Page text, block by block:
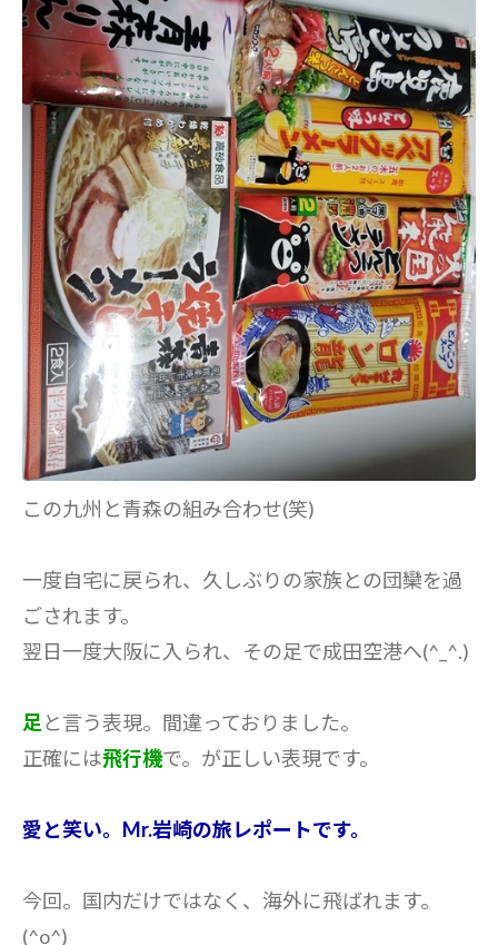
この九州と青森の組み合わせ(笑)
一度自宅に戻られ、久しぶりの家族との団欒を過
ごされます。
翌日一度大阪に入られ、その足で成田空港へ(^_^.)
足 と言う表現。間違っておりました。
正確には飛行機で。が正しい表現です。
愛と笑い。Mr.岩崎の旅レポートです。
今回。国内だけではなく、海外に飛ばれます。
(^o^)